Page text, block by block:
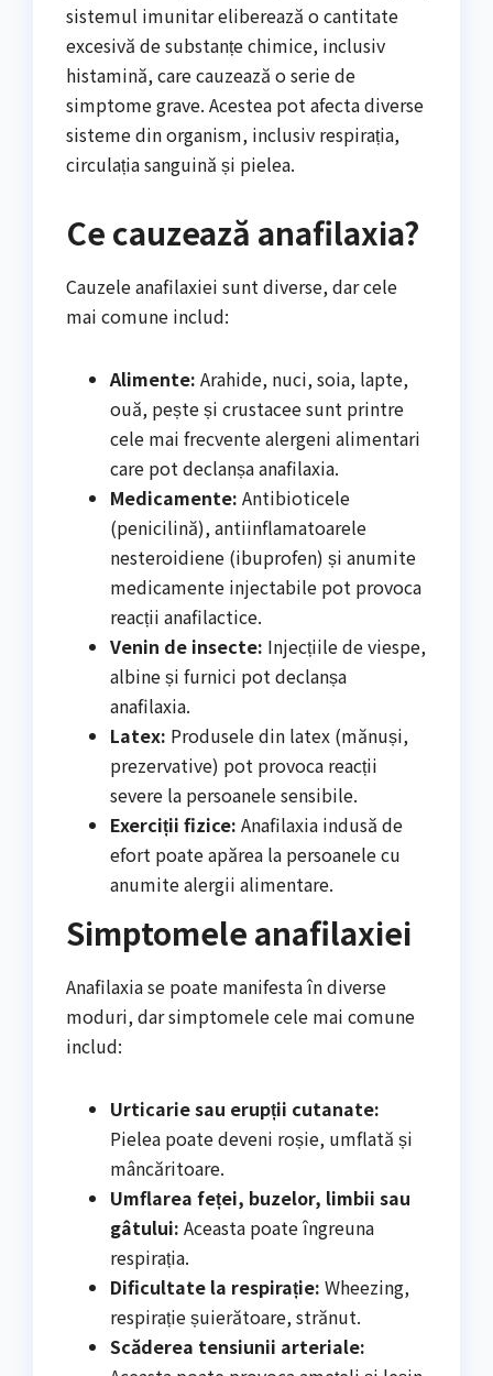
sistemul imunitar eliberează o cantitate
excesivă de substanțe chimice, inclusiv
histamină, care cauzează o serie de
simptome grave. Acestea pot afecta diverse
sisteme din organism, inclusiv respirația,
circulația sanguină și pielea.
Ce cauzează anafilaxia?
Cauzele anafilaxiei sunt diverse, dar cele
mai comune includ:
Alimente: Arahide, nuci, soia, lapte,
ouă, pește și crustacee sunt printre
cele mai frecvente alergeni alimentari
care pot declanșa anafilaxia.
Medicamente: Antibioticele
(penicilină), antiinflamatoarele
nesteroidiene (ibuprofen) și anumite
medicamente injectabile pot provoca
reacții anafilactice.
Venin de insecte: Injecțiile de viespe,
albine și furnici pot declanșa
anafilaxia.
Latex: Produsele din latex (mănuși,
prezervative) pot provoca reacții
severe la persoanele sensibile.
Exerciții fizice: Anafilaxia indusă de
efort poate apărea la persoanele cu
anumite alergii alimentare.
Simptomele anafilaxiei
Anafilaxia se poate manifesta în diverse
moduri, dar simptomele cele mai comune
includ:
Urticarie sau erupții cutanate:
Pielea poate deveni roșie, umflată și
mâncăritoare.
Umflarea feței, buzelor, limbii sau
gâtului: Aceasta poate îngreuna
respirația.
Dificultate la respirație: Wheezing,
respirație șuierătoare, strănut.
Scăderea tensiunii arteriale: